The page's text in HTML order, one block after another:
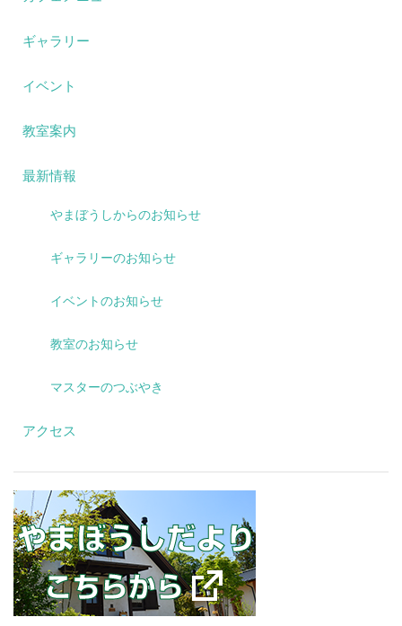
ギャラリー
イベント
教室案内
最新情報
やまぼうしからのお知らせ
ギャラリーのお知らせ
イベントのお知らせ
教室のお知らせ
マスターのつぶやき
アクセス